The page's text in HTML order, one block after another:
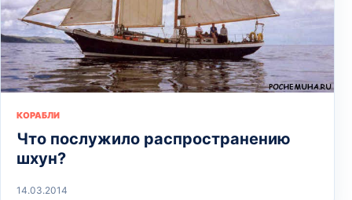
КОРАБЛИ
Что послужило распространению
шхун?
14.03.2014